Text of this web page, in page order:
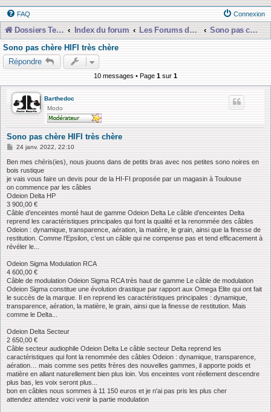
FAQ Connexion
Dossiers Techniques Index du forum Les Forums de Discussions
Sono pas chère et presque gratuiiit !!
Sono pas chère HIFI très chère
Répondre
10 messages • Page 1 sur 1
Barthedoc
Modo
Sono pas chère HIFI très chère
M
s
s
g
e
24 janv. 2022, 22:10
Ben mes chéris(ies), nous jouons dans de petits bras avec nos petites sono noires en
bois rustique
je vais vous faire un devis pour de la HI-FI proposée par un magasin à Toulouse
on commence par les câbles
Odeion Delta HP
3 900,00 €
Câble d’enceintes monté haut de gamme Odeion Delta Le câble d’enceintes Delta
reprend les caractéristiques principales qui font la qualité et la renommée des câbles
Odeion : dynamique, transparence, aération, la matière, le grain, ainsi que la finesse de
restitution. Comme l’Epsilon, c’est un câble qui ne compense pas et tend efficacement à
révéler le...
Odeion Sigma Modulation RCA
4 600,00 €
Câble de modulation Odeion Sigma RCA très haut de gamme Le câble de modulation
Odeion Sigma constitue une évolution drastique par rapport aux Omega Elite qui ont fait
le succès de la marque. Il en reprend les caractéristiques principales : dynamique,
transparence, aération, la matière, le grain, ainsi que la finesse de restitution. Mais
comme le Delta...
Odeion Delta Secteur
2 650,00 €
Câble secteur audiophile Odeion Delta Le câble secteur Delta reprend les
caractéristiques qui font la renommée des câbles Odeion : dynamique, transparence,
aération… mais comme ses petits frères des nouvelles gammes, il apporte poids et
matière en allant naturellement bien plus loin. Vos enceintes vont réellement descendre
plus bas, les voix seront plus...
bon en câbles nous sommes à 11 150 euros et je n'ai pas pris les plus cher
attendez attendez voici venir la partie modulation